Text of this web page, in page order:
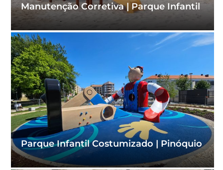
Manutenção Corretiva | Parque Infantil
Parque Infantil Costumizado | Pinóquio